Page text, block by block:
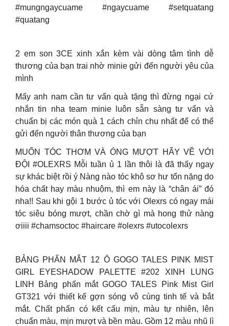
#mungngaycuame #ngaycuame #setquatang
#quatang
2 em son 3CE xinh xắn kèm vài dòng tâm tình dễ
thương của bạn trai nhờ minie gửi đến người yêu của
mình
Mấy anh nam cần tư vấn quà tặng thì đừng ngại cứ
nhắn tin nha team minie luôn sẵn sàng tư vấn và
chuẩn bị các món quà 1 cách chỉn chu nhất để có thể
gửi đến người thân thương của bạn
MUỐN TÓC THƠM VÀ ÓNG MƯỢT HÃY VỀ VỚI
ĐỘI #OLEXRS Mỗi tuần ủ 1 lần thôi là đã thấy ngay
sự khác biệt rồi ý Nàng nào tóc khô sơ hư tổn nặng do
hóa chất hay màu nhuộm, thì em này là “chân ái” đó
nha!! Sau khi gội 1 bước ủ tóc với Olexrs có ngay mái
tóc siêu bóng mượt, chần chờ gì mà hong thử nàng
ơiiii #chamsoctoc #haircare #olexrs #utocolexrs
BẢNG PHẤN MẮT 12 Ô GOGO TALES PINK MIST
GIRL EYESHADOW PALETTE #202 XINH LUNG
LINH Bảng phấn mắt GOGO TALES Pink Mist Girl
GT321 với thiết kế gợn sóng vô cùng tinh tế và bắt
mắt. Chất phấn có kết cấu mịn, màu tự nhiên, lên
chuẩn màu, mịn mượt và bền màu. Gồm 12 màu nhũ lì